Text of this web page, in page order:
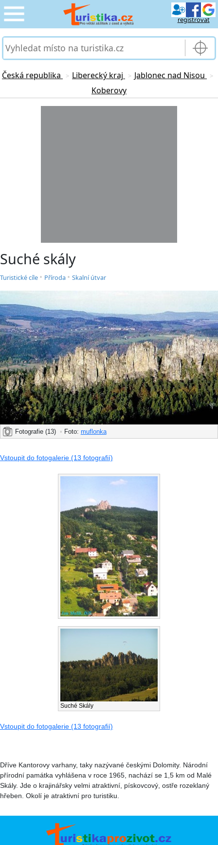
registrovat
CESTOVÁNÍ
SLUŽBY & DOPRAVA
Česká republika > Liberecký kraj > Jablonec nad Nisou >
Koberovy
Suché skály
Turistické cíle • Příroda • Skalní útvar
Fotografie (13) • Foto: muflonka
Vstoupit do fotogalerie (13 fotografií)
Suché Skály
Vstoupit do fotogalerie (13 fotografií)
Dříve Kantorovy varhany, taky nazývané českými Dolomity. Národní
přírodní památka vyhlášena v roce 1965, nachází se 1,5 km od Malé
Skály. Jde o krajinářsky velmi atraktivní, pískovcový, ostře rozeklaný
hřeben. Okolí je atraktivní pro turistiku.